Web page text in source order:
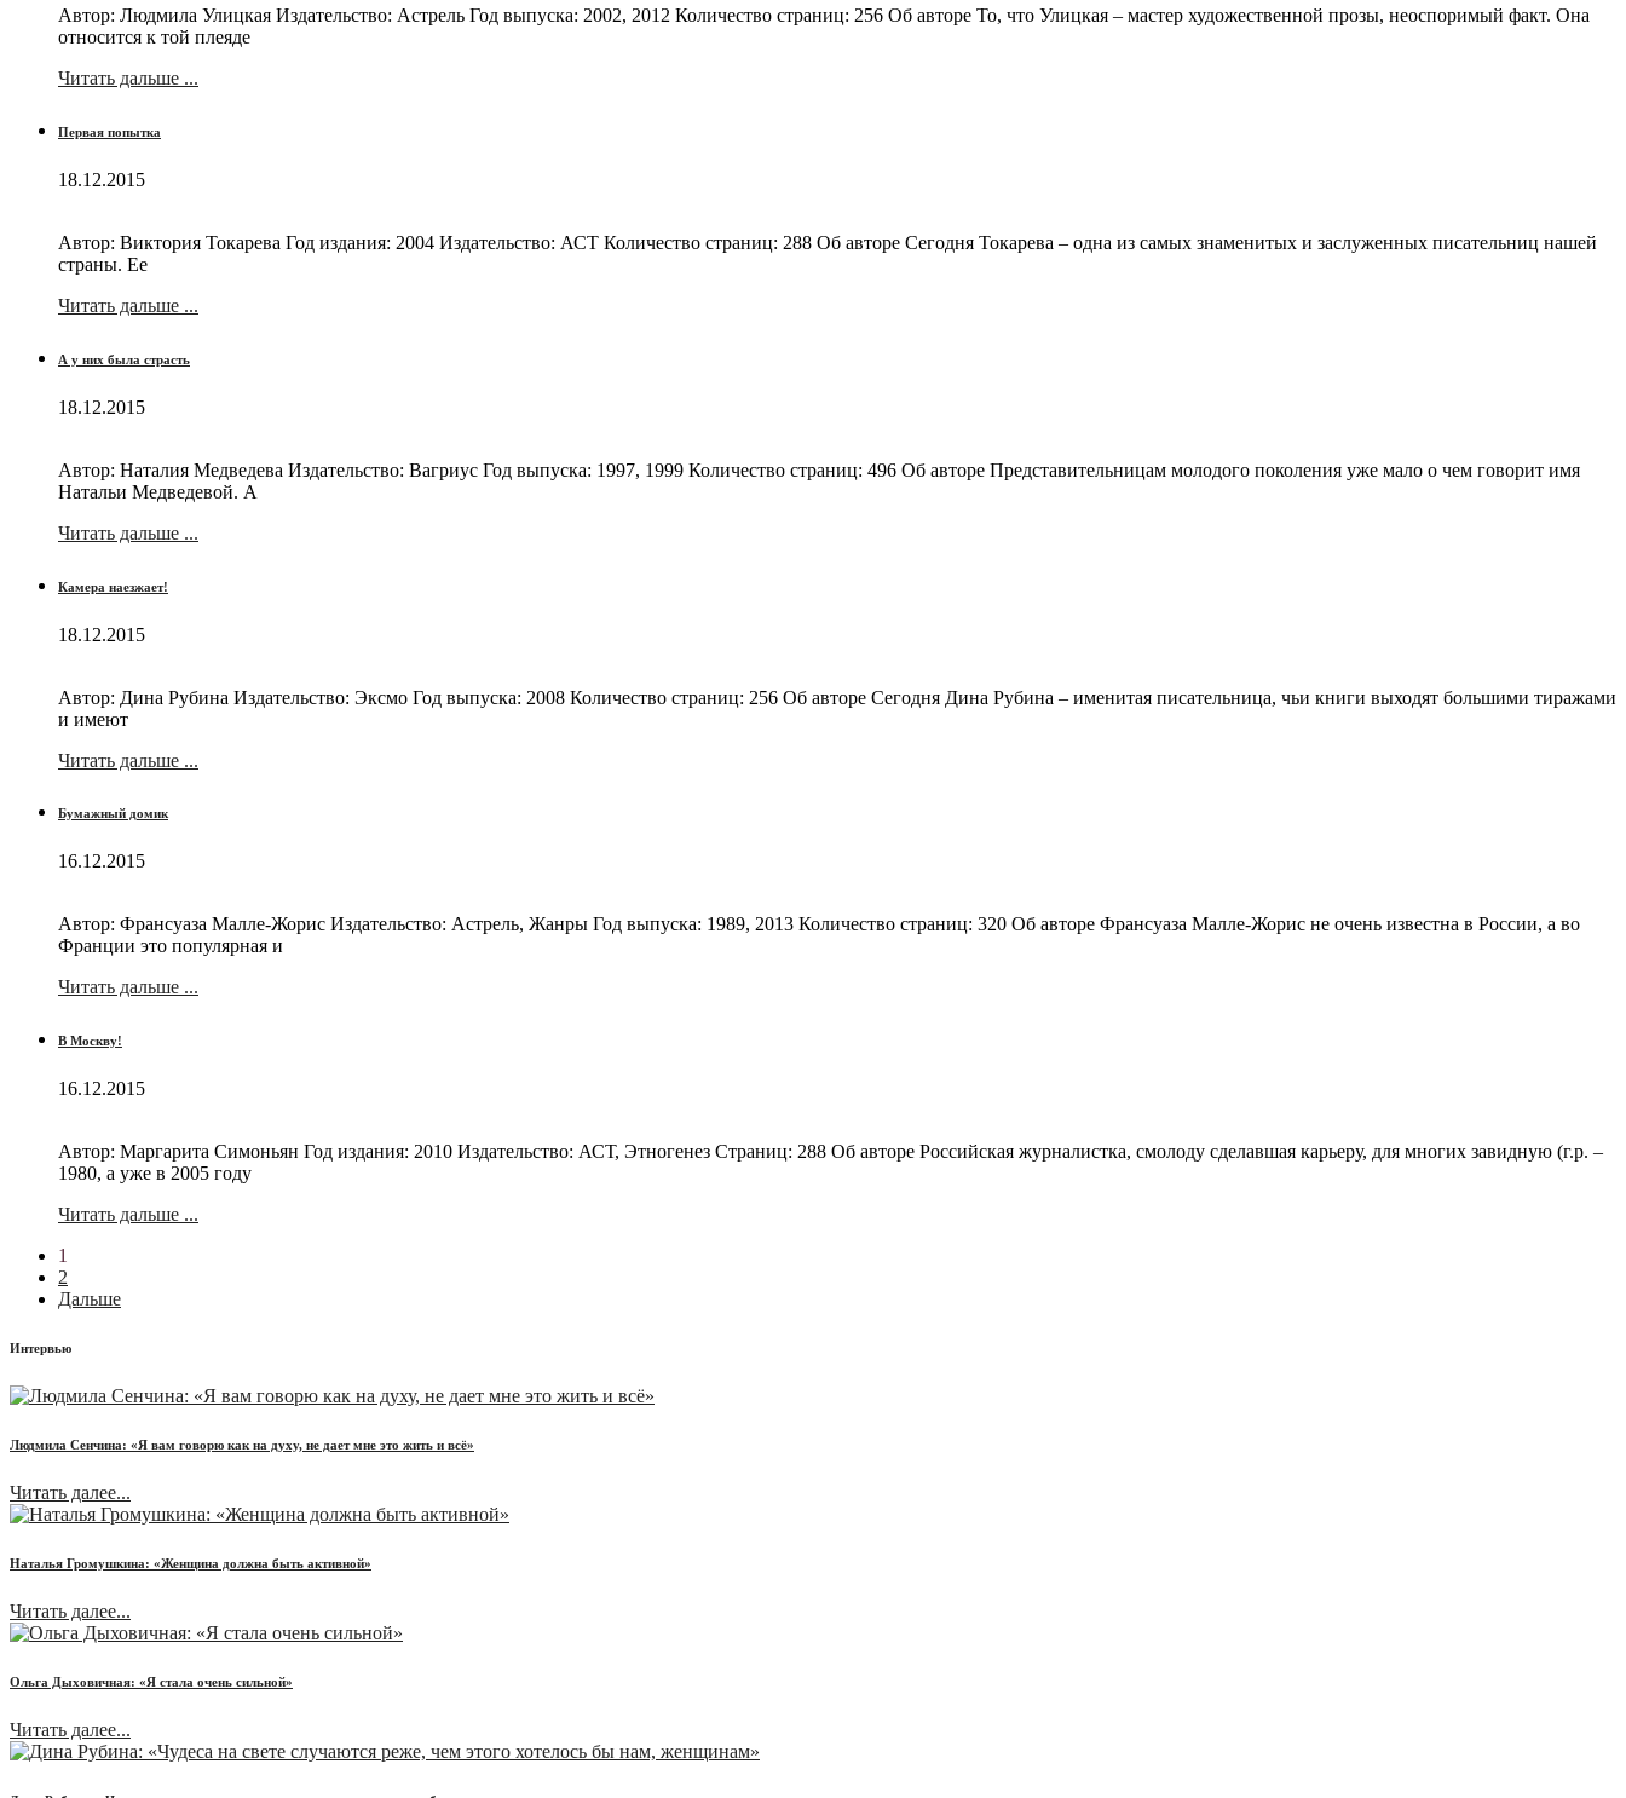
Автор: Людмила Улицкая Издательство: Астрель Год выпуска: 2002, 2012 Количество страниц: 256 Об авторе То, что Улицкая – мастер художественной прозы, неоспоримый факт. Она
относится к той плеяде
Читать дальше ...
Первая попытка
18.12.2015
Автор: Виктория Токарева Год издания: 2004 Издательство: АСТ Количество страниц: 288 Об авторе Сегодня Токарева – одна из самых знаменитых и заслуженных писательниц нашей
страны. Ее
Читать дальше ...
А у них была страсть
18.12.2015
Автор: Наталия Медведева Издательство: Вагриус Год выпуска: 1997, 1999 Количество страниц: 496 Об авторе Представительницам молодого поколения уже мало о чем говорит имя
Натальи Медведевой. А
Читать дальше ...
Камера наезжает!
18.12.2015
Автор: Дина Рубина Издательство: Эксмо Год выпуска: 2008 Количество страниц: 256 Об авторе Сегодня Дина Рубина – именитая писательница, чьи книги выходят большими тиражами
и имеют
Читать дальше ...
Бумажный домик
16.12.2015
Автор: Франсуаза Малле-Жорис Издательство: Астрель, Жанры Год выпуска: 1989, 2013 Количество страниц: 320 Об авторе Франсуаза Малле-Жорис не очень известна в России, а во
Франции это популярная и
Читать дальше ...
В Москву!
16.12.2015
Автор: Маргарита Симоньян Год издания: 2010 Издательство: АСТ, Этногенез Страниц: 288 Об авторе Российская журналистка, смолоду сделавшая карьеру, для многих завидную (г.р. –
1980, а уже в 2005 году
Читать дальше ...
1
2
Дальше
Интервью
Людмила Сенчина: «Я вам говорю как на духу, не дает мне это жить и всё»
Читать далее...
Наталья Громушкина: «Женщина должна быть активной»
Читать далее...
Ольга Дыховичная: «Я стала очень сильной»
Читать далее...